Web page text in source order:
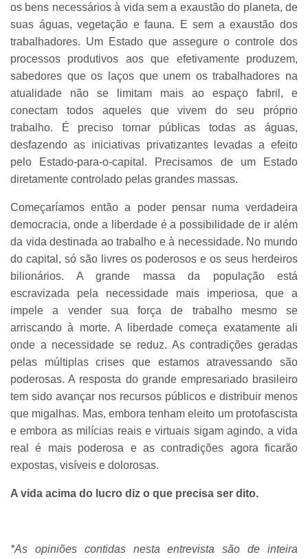
os bens necessários à vida sem a exaustão do planeta, de
suas águas, vegetação e fauna. E sem a exaustão dos
trabalhadores. Um Estado que assegure o controle dos
processos produtivos aos que efetivamente produzem,
sabedores que os laços que unem os trabalhadores na
atualidade não se limitam mais ao espaço fabril, e
conectam todos aqueles que vivem do seu próprio
trabalho. É preciso tornar públicas todas as águas,
desfazendo as iniciativas privatizantes levadas a efeito
pelo Estado-para-o-capital. Precisamos de um Estado
diretamente controlado pelas grandes massas.
Começaríamos então a poder pensar numa verdadeira
democracia, onde a liberdade é a possibilidade de ir além
da vida destinada ao trabalho e à necessidade. No mundo
do capital, só são livres os poderosos e os seus herdeiros
bilionários. A grande massa da população está
escravizada pela necessidade mais imperiosa, que a
impele a vender sua força de trabalho mesmo se
arriscando à morte. A liberdade começa exatamente ali
onde a necessidade se reduz. As contradições geradas
pelas múltiplas crises que estamos atravessando são
poderosas. A resposta do grande empresariado brasileiro
tem sido avançar nos recursos públicos e distribuir menos
que migalhas. Mas, embora tenham eleito um protofascista
e embora as milícias reais e virtuais sigam agindo, a vida
real é mais poderosa e as contradições agora ficarão
expostas, visíveis e dolorosas.
A vida acima do lucro diz o que precisa ser dito.
*As opiniões contidas nesta entrevista são de inteira